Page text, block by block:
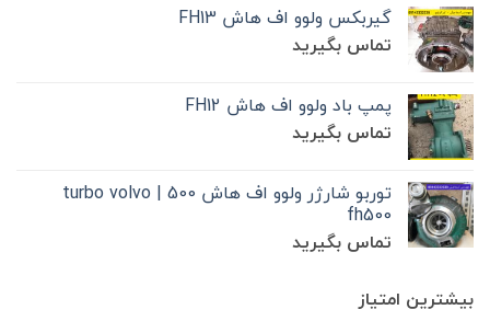
گیربکس ولوو اف هاش FH13
تماس بگیرید
پمپ باد ولوو اف هاش FH12
تماس بگیرید
توربو شارژر ولوو اف هاش 500 | turbo volvo
fh500
تماس بگیرید
بیشترین امتیاز